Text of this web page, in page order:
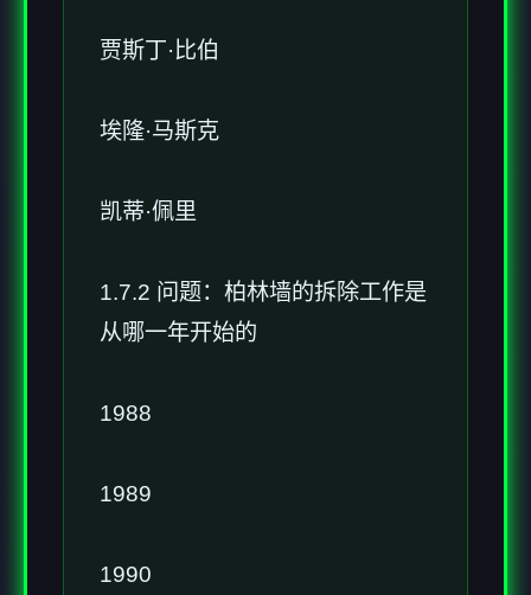
贾斯丁·比伯
埃隆·马斯克
凯蒂·佩里
1.7.2 问题：柏林墙的拆除工作是
从哪一年开始的
1988
1989
1990